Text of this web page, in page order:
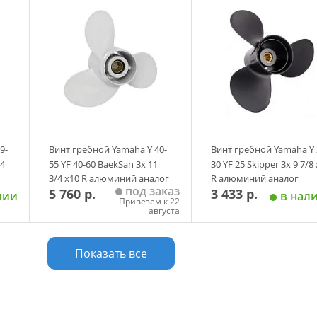
Винт гребной Yamaha Y 40-
55 YF 40-60 BaekSan 3х 11
3/4 х10 R алюминий аналог
5 760 р. под заказ
Привезем к 22
августа
Добавить в корзину
Винт гребной Yamaha Y
30 YF 25 Skipper 3х 9 7/8
R алюминий аналог
3 433 р. в
Показать все